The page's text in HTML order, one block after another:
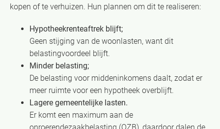
kopen of te verhuizen. Hun plannen om dit te realiseren:
Hypotheekrenteaftrek blijft;
Geen stijging van de woonlasten, want dit
belastingvoordeel blijft.
Minder belasting;
De belasting voor middeninkomens daalt, zodat er
meer ruimte voor een hypotheek overblijft.
Lagere gemeentelijke lasten.
Er komt een maximum aan de